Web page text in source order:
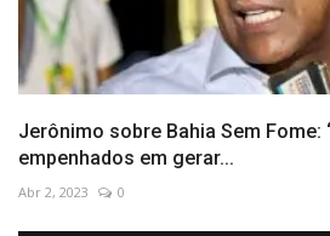
Jerônimo sobre Bahia Sem Fome:
empenhados em gerar...
Abr 2, 2023 0